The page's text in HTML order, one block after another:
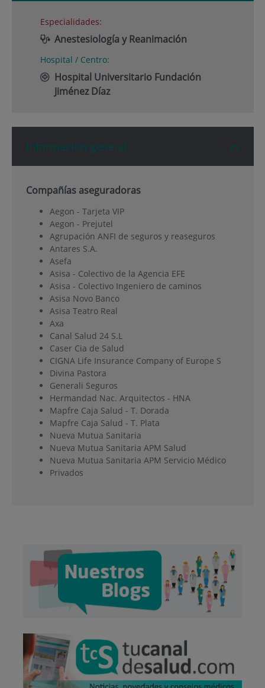
Especialidades:
Anestesiología y Reanimación
Hospital / Centro:
Hospital Universitario Fundación
Jiménez Díaz
Información general
Compañías aseguradoras
Aegon - Tarjeta VIP
Aegon - Prejutel
Agrupación ANFI de seguros y reaseguros
Antares S.A.
Asefa
Asisa - Colectivo de la Agencia EFE
Asisa - Colectivo Ingeniero de caminos
Asisa Novo Banco
Asisa Teatro Real
Axa
Canal Salud 24 S.L
Caser Cia de Salud
CIGNA Life Insurance Company of Europe S
Divina Pastora
Generali Seguros
Hermandad Nac. Arquitectos - HNA
Mapfre Caja Salud - T. Dorada
Mapfre Caja Salud - T. Plata
Nueva Mutua Sanitaria
Nueva Mutua Sanitaria APM Salud
Nueva Mutua Sanitaria APM Servicio Médico
Privados